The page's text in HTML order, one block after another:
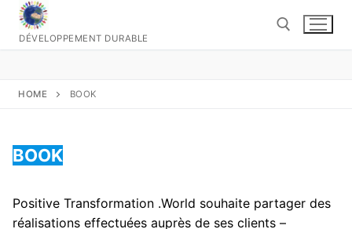
Aller
DÉVELOPPEMENT DURABLE
HOME BOOK
BOOK
Positive Transformation .World souhaite partager des
réalisations effectuées auprès de ses clients –